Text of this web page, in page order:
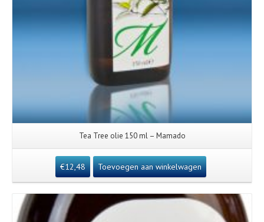
Tea Tree olie 150 ml – Mamado
€12,48 Toevoegen aan winkelwagen